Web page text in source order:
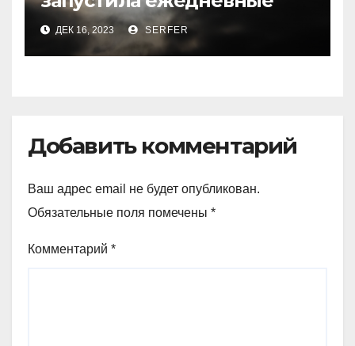
рейсы в Шереметьево
ДЕК 16, 2023 SERFER
Добавить комментарий
Ваш адрес email не будет опубликован.
Обязательные поля помечены *
Комментарий *